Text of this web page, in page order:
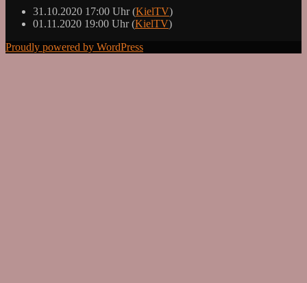
31.10.2020 17:00 Uhr (KielTV)
01.11.2020 19:00 Uhr (KielTV)
Proudly powered by WordPress